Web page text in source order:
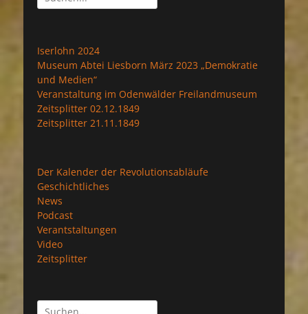
nach:
Iserlohn 2024
Museum Abtei Liesborn März 2023 „Demokratie
und Medien“
Veranstaltung im Odenwälder Freilandmuseum
Zeitsplitter 02.12.1849
Zeitsplitter 21.11.1849
Der Kalender der Revolutionsabläufe
Geschichtliches
News
Podcast
Verantstaltungen
Video
Zeitsplitter
Suchen